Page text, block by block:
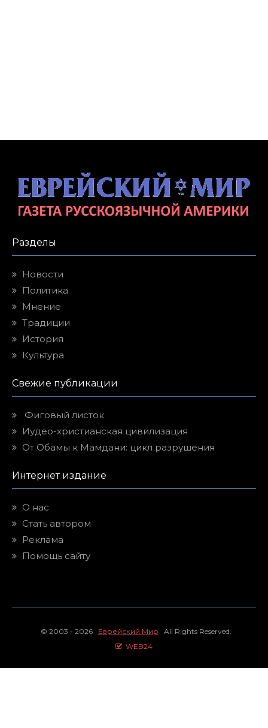
Разделы
Новости
Политика
Мнение
Традиции
История
Культура
Свежие публикации
Фиговый листок
Иудео-христианская цивилизация
От Обамы к Мамдани: цикл разрушения
Интернет издание
О нас
Стать автором
Реклама
Помощь сайту
© 2003 - 2026 Еврейский Мир All Rights Reserved.
WEB24